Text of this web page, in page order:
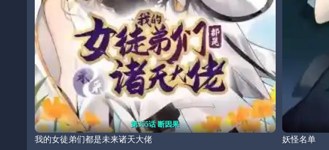
第355话 断因果
我的女徒弟们都是未来诸天大佬 妖怪名单